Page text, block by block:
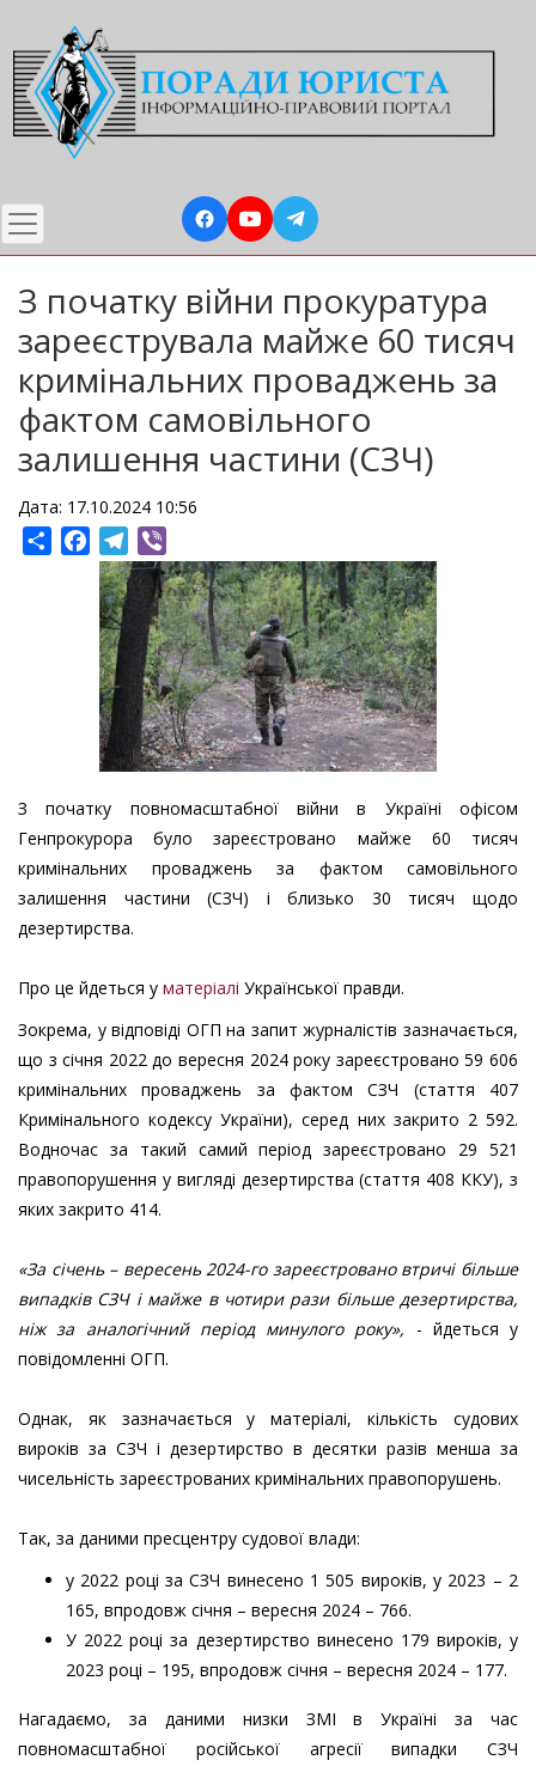
до
основного
вмісту
З початку війни прокуратура
зареєструвала майже 60 тисяч
кримінальних проваджень за
фактом самовільного
залишення частини (СЗЧ)
Дата: 17.10.2024 10:56
ShareFacebookTelegram
З початку повномасштабної війни в Україні офісом
Генпрокурора було зареєстровано майже 60 тисяч
кримінальних проваджень за фактом самовільного
залишення частини (СЗЧ) і близько 30 тисяч щодо
дезертирства.
Про це йдеться у матеріалі Української правди.
Зокрема, у відповіді ОГП на запит журналістів зазначається,
що з січня 2022 до вересня 2024 року зареєстровано 59 606
кримінальних проваджень за фактом СЗЧ (стаття 407
Кримінального кодексу України), серед них закрито 2 592.
Водночас за такий самий період зареєстровано 29 521
правопорушення у вигляді дезертирства (стаття 408 ККУ), з
яких закрито 414.
«За січень – вересень 2024-го зареєстровано втричі більше
випадків СЗЧ і майже в чотири рази більше дезертирства,
ніж за аналогічний період минулого року», - йдеться у
повідомленні ОГП.
Однак, як зазначається у матеріалі, кількість судових
вироків за СЗЧ і дезертирство в десятки разів менша за
чисельність зареєстрованих кримінальних правопорушень.
Так, за даними пресцентру судової влади:
у 2022 році за СЗЧ винесено 1 505 вироків, у 2023 – 2
165, впродовж січня – вересня 2024 – 766.
У 2022 році за дезертирство винесено 179 вироків, у
2023 році – 195, впродовж січня – вересня 2024 – 177.
Нагадаємо, за даними низки ЗМІ в Україні за час
повномасштабної російської агресії випадки СЗЧ